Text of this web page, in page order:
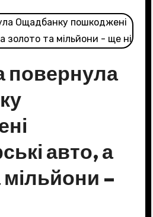
повернула
авто, а
мільйони –